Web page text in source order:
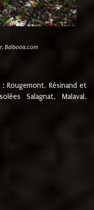
Balbooa.com
Rougemont, Résinand et
Salagnat, Malaval,